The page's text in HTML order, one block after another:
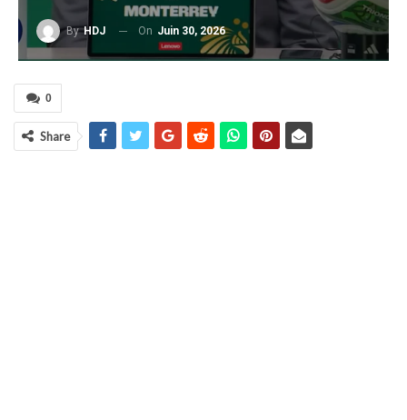
ByHDJ On Juin 30, 2026
0
Share